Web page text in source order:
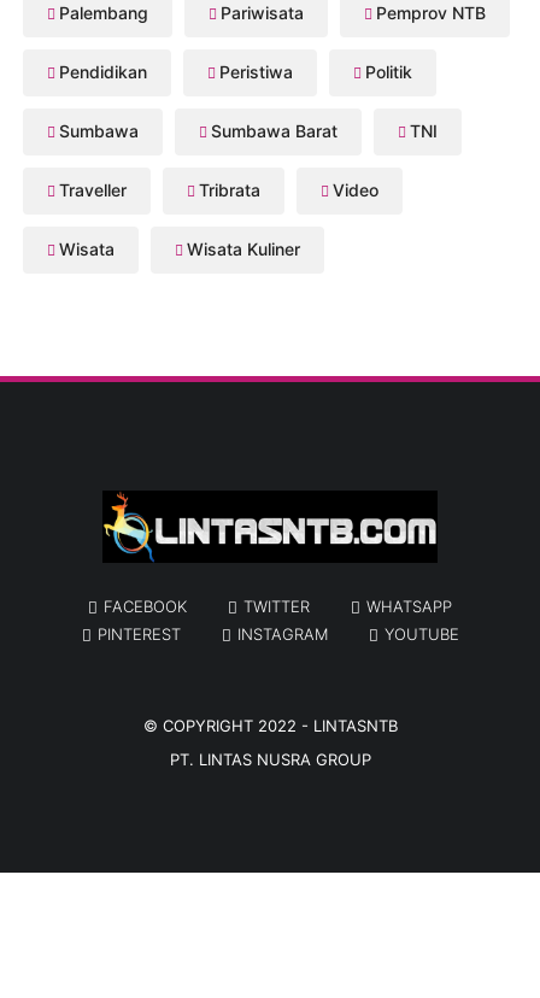
Palembang Pariwisata Pemprov NTB
Pendidikan Peristiwa Politik
Sumbawa Sumbawa Barat TNI
Traveller Tribrata Video
Wisata Wisata Kuliner
FACEBOOK TWITTER
WHATSAPP
PINTEREST
INSTAGRAM YOUTUBE
© COPYRIGHT 2022 - LINTASNTB
PT. LINTAS NUSRA GROUP